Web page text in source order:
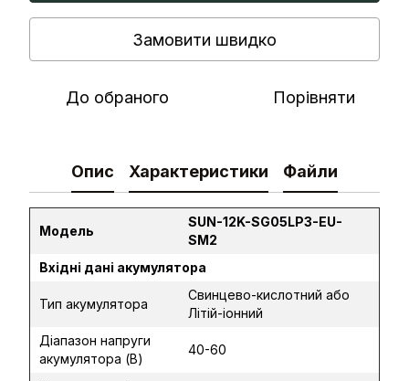
Замовити швидко
До обраного Порівняти
Опис Характеристики Файли
Модель
SUN-12K-SG05LP3-EU-
SM2
Вхідні дані акумулятора
Тип акумулятора
Свинцево-кислотний або
Літій-іонний
Діапазон напруги
акумулятора (В)
40-60